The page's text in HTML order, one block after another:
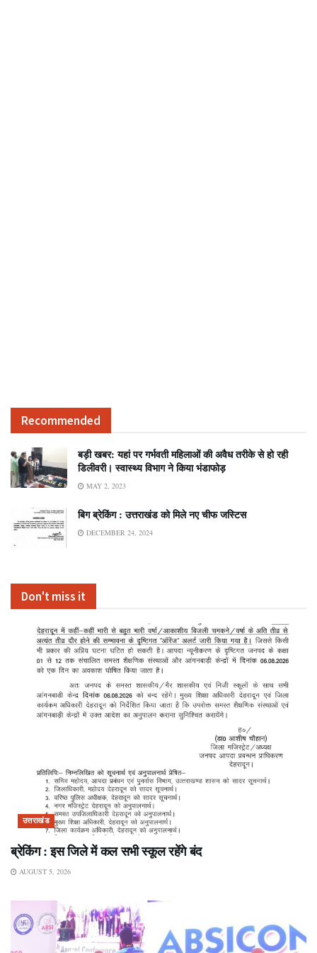
Recommended
बड़ी खबर: यहां पर गर्भवती महिलाओं की अवैध तरीके से हो रही
डिलीवरी। स्वास्थ्य विभाग ने किया भंडाफोड़
MAY 2, 2023
बिग ब्रेकिंग : उत्तराखंड को मिले नए चीफ जस्टिस
DECEMBER 24, 2024
Don't miss it
उत्तराखंड
ब्रेकिंग : इस जिले में कल सभी स्कूल रहेंगे बंद
AUGUST 5, 2026